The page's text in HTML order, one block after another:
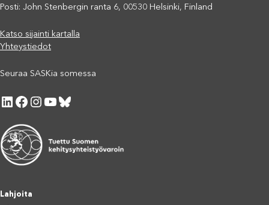
Posti: John Stenbergin ranta 6, 00530 Helsinki, Finland
Katso sijainti kartalla
Yhteystiedot
Seuraa SASKia somessa
LinkedIn Facebook Instagram YouTube Bluesky
Lahjoita